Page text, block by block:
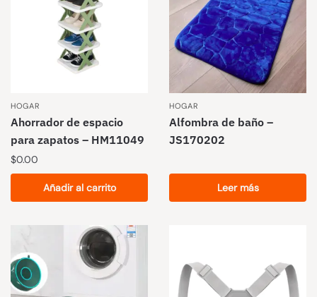
HOGAR
Ahorrador de espacio
para zapatos – HM11049
$0.00
Añadir al carrito
HOGAR
Alfombra de baño –
JS170202
Leer más